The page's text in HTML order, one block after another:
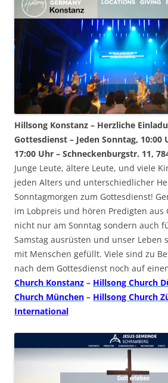
Hillsong Konstanz – Herzliche
Gottesdienst – Jeden Sonntag, 10:00
17:00 Uhr – Schneckenburgstr. 11,
Junge Leute, ältere Leute, und viele
jeden Alters und unterschiedlicher
Sonntagmorgen zum Gottesdienst!
im Lobpreis und hören Predigten aus
nicht nur am Sonntag sondern auch
Samstag ausrüsten und unser Leben
mit Menschen gefüllt. Viele sind zu
nach dem Gottesdienst noch auf
Church Konstanz – Hillsong Church
Church München – Hillsong Church
International